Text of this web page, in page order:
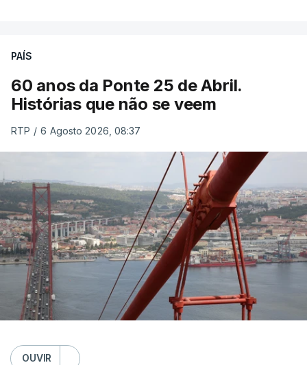
PAÍS
60 anos da Ponte 25 de Abril.
Histórias que não se veem
RTP / 6 Agosto 2026, 08:37
OUVIR